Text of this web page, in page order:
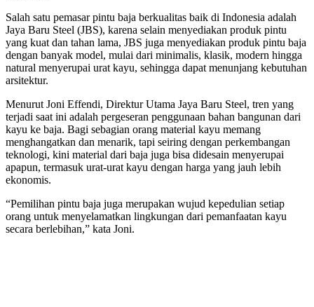
Salah satu pemasar pintu baja berkualitas baik di Indonesia adalah
Jaya Baru Steel (JBS), karena selain menyediakan produk pintu
yang kuat dan tahan lama, JBS juga menyediakan produk pintu baja
dengan banyak model, mulai dari minimalis, klasik, modern hingga
natural menyerupai urat kayu, sehingga dapat menunjang kebutuhan
arsitektur.
Menurut Joni Effendi, Direktur Utama Jaya Baru Steel, tren yang
terjadi saat ini adalah pergeseran penggunaan bahan bangunan dari
kayu ke baja. Bagi sebagian orang material kayu memang
menghangatkan dan menarik, tapi seiring dengan perkembangan
teknologi, kini material dari baja juga bisa didesain menyerupai
apapun, termasuk urat-urat kayu dengan harga yang jauh lebih
ekonomis.
“Pemilihan pintu baja juga merupakan wujud kepedulian setiap
orang untuk menyelamatkan lingkungan dari pemanfaatan kayu
secara berlebihan,” kata Joni.